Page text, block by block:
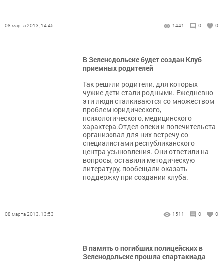
08 марта 2013, 14:45 1441 0 0
В Зеленодольске будет создан Клуб
приемных родителей
Так решили родители, для которых
чужие дети стали родными. Ежедневно
эти люди сталкиваются со множеством
проблем юридического,
психологического, медицинского
характера.Отдел опеки и попечительста
организовал для них встречу со
специалистами республиканского
центра усыновления. Они ответили на
вопросы, оставили методическую
литературу, пообещали оказать
поддержку при создании клуба.
08 марта 2013, 13:53 1511 0 0
В память о погибших полицейских в
Зеленодольске прошла спартакиада